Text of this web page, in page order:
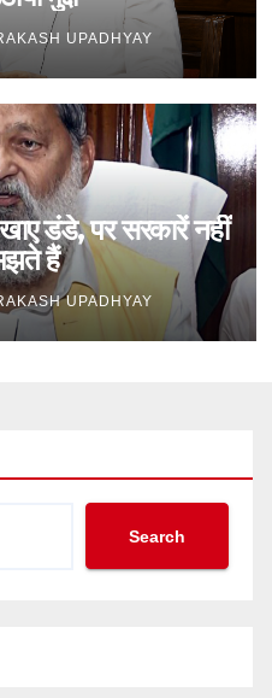
UPADHYAY
डंडे, पर सरकारें नहीं
हैं
UPADHYAY
Search